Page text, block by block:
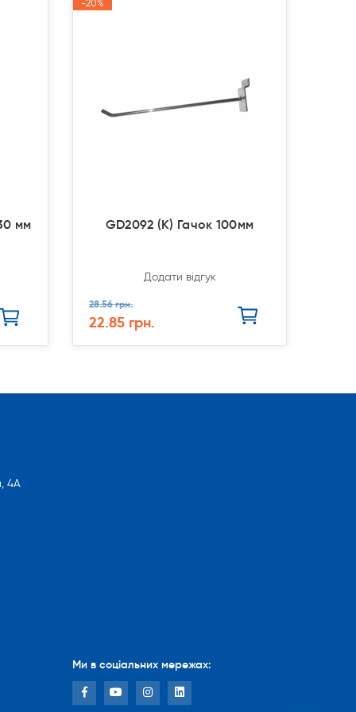
мм
-20%
-20%
GD2092 (К) Гачок 100мм
Додати відгук
28.56 грн.
22.85 грн.
4А
Ми в соціальних мережах: